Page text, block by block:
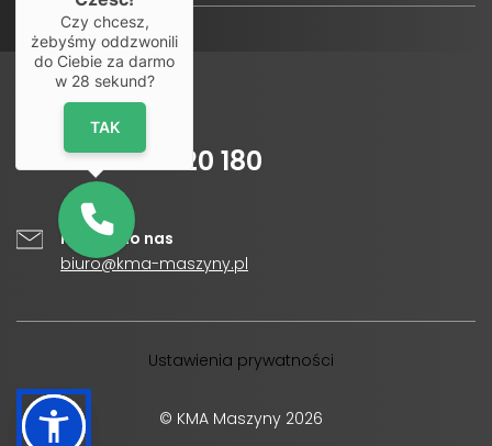
Infolinia
+48500 120 180
Napisz do nas
biuro@kma-maszyny.pl
Ustawienia prywatności
© KMA Maszyny 2026
Czy chcesz,
żebyśmy oddzwonili
do Ciebie za darmo
w 28 sekund?
TAK